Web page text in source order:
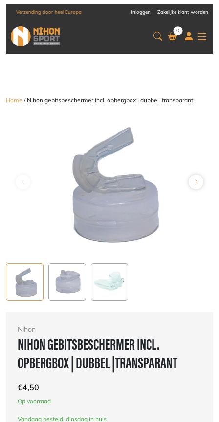
Verzending door heel Europa Inloggen Zakelijke klant worden
0
Home / Nihon gebitsbeschermer incl. opbergbox | dubbel |transparant
Nihon
NIHON GEBITSBESCHERMER INCL.
OPBERGBOX | DUBBEL |TRANSPARANT
€4,50
Op voorraad
Vandaag besteld, dinsdag in huis